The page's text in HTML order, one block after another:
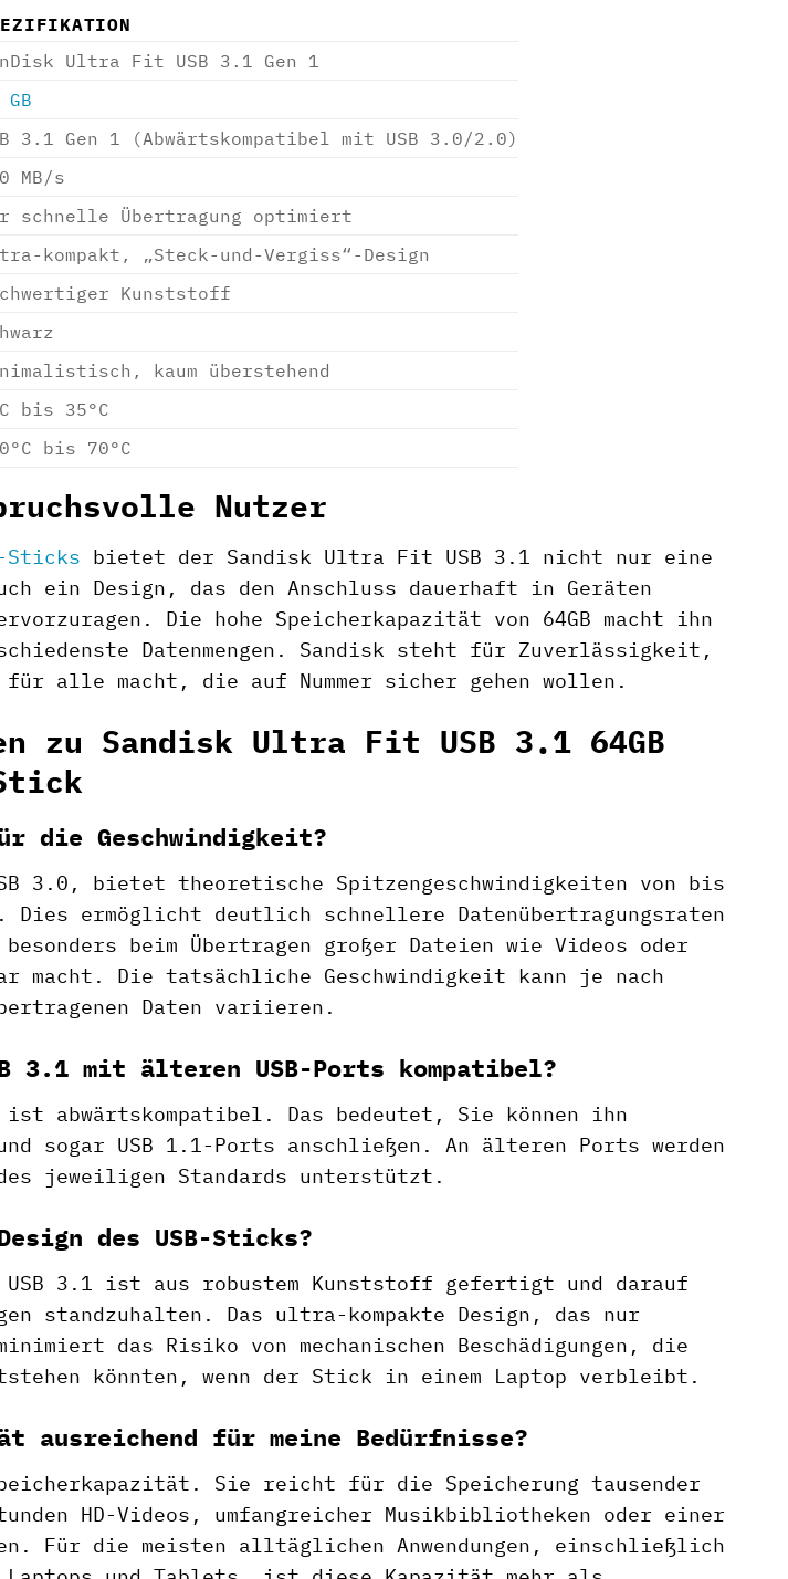
Ultra Fit USB 3.1 Gen 1
3.1 Gen 1 (Abwärtskompatibel mit USB 3.0/2.0)
MB/s
schnelle Übertragung optimiert
kompakt, „Steck-und-Vergiss“-Design
Kunststoff
kaum überstehend
bis 35°C
bis 70°C
Nutzer
Sticks bietet der Sandisk Ultra Fit USB 3.1 nicht nur eine
ein Design, das den Anschluss dauerhaft in Geräten
Die hohe Speicherkapazität von 64GB macht ihn
Datenmengen. Sandisk steht für Zuverlässigkeit,
alle macht, die auf Nummer sicher gehen wollen.
zu Sandisk Ultra Fit USB 3.1 64GB
die Geschwindigkeit?
3.0, bietet theoretische Spitzengeschwindigkeiten von bis
ermöglicht deutlich schnellere Datenübertragungsraten
beim Übertragen großer Dateien wie Videos oder
macht. Die tatsächliche Geschwindigkeit kann je nach
Daten variieren.
mit älteren USB-Ports kompatibel?
abwärtskompatibel. Das bedeutet, Sie können ihn
sogar USB 1.1-Ports anschließen. An älteren Ports werden
jeweiligen Standards unterstützt.
des USB-Sticks?
USB 3.1 ist aus robustem Kunststoff gefertigt und darauf
standzuhalten. Das ultra-kompakte Design, das nur
das Risiko von mechanischen Beschädigungen, die
könnten, wenn der Stick in einem Laptop verbleibt.
ausreichend für meine Bedürfnisse?
Sie reicht für die Speicherung tausender
HD-Videos, umfangreicher Musikbibliotheken oder einer
Für die meisten alltäglichen Anwendungen, einschließlich